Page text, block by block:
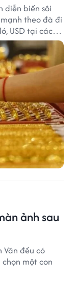
diễn biến sôi
theo đà đi
USD tại các
tâm lập
ảnh sau
Văn đều có
một con